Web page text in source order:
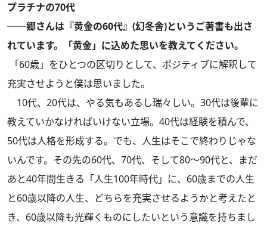
プラチナの70代
──郷さんは『黄金の60代』(幻冬舎)というご著書も出さ
れています。「黄金」に込めた思いを教えてください。
「60歳」をひとつの区切りとして、ポジティブに解釈して
充実させようと僕は思いました。
10代、20代は、やる気もあるし瑞々しい。30代は後輩に
教えていかなければいけない立場。40代は経験を積んで、
50代は人格を形成する。でも、人生はそこで終わりじゃな
いんです。その先の60代、70代、そして80〜90代と、まだ
あと40年間生きる「人生100年時代」に、60歳までの人生
と60歳以降の人生、どちらを充実させるようかと考えたと
き、60歳以降も光輝くものにしたいという意識を持ちまし